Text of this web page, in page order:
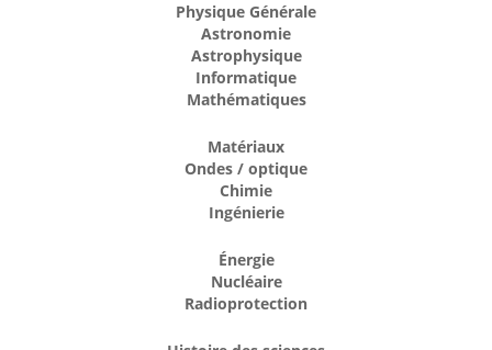
Physique Générale
Astronomie
Astrophysique
Informatique
Mathématiques
Matériaux
Ondes / optique
Chimie
Ingénierie
Énergie
Nucléaire
Radioprotection